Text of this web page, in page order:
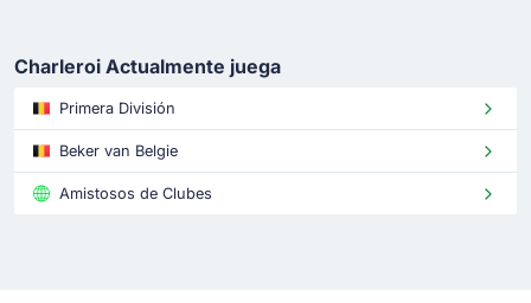
Charleroi Actualmente juega
Primera División
Beker van Belgie
Amistosos de Clubes